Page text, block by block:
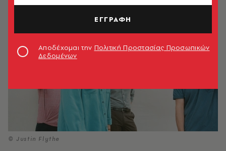
© Justin Flythe
ΕΓΓΡΑΦΗ
Αποδέχομαι την Πολιτική Προστασίας Προσωπικών
Δεδομένων